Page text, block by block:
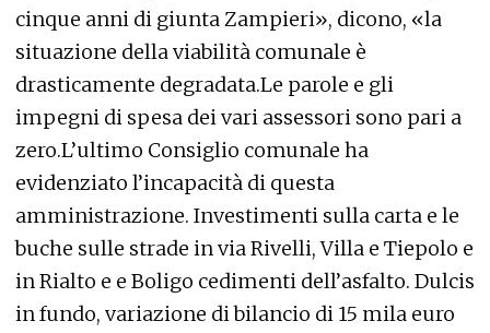
cinque anni di giunta Zampieri», dicono, «la
situazione della viabilità comunale è
drasticamente degradata.Le parole e gli
impegni di spesa dei vari assessori sono pari a
zero.L’ultimo Consiglio comunale ha
evidenziato l’incapacità di questa
amministrazione. Investimenti sulla carta e le
buche sulle strade in via Rivelli, Villa e Tiepolo e
in Rialto e e Boligo cedimenti dell’asfalto. Dulcis
in fundo, variazione di bilancio di 15 mila euro